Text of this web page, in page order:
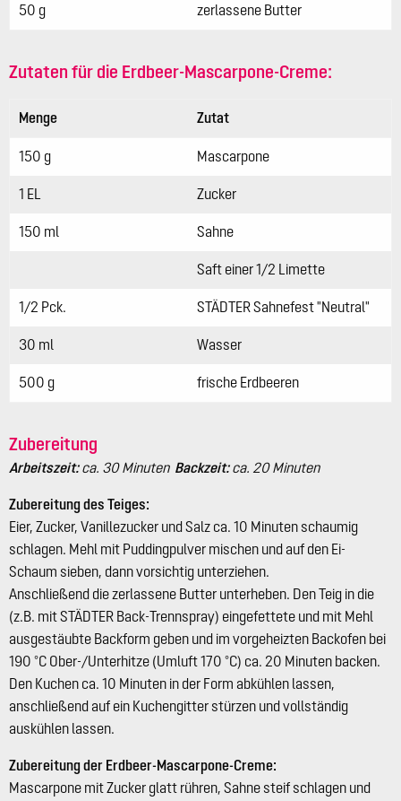
50 g zerlassene Butter
Zutaten für die Erdbeer-Mascarpone-Creme:
Menge Zutat
150 g Mascarpone
1 EL Zucker
150 ml Sahne
Saft einer 1/2 Limette
1/2 Pck. STÄDTER Sahnefest "Neutral"
30 ml Wasser
500 g frische Erdbeeren
Zubereitung
Arbeitszeit:ca. 30 Minuten Backzeit:ca. 20 Minuten
Zubereitung des Teiges:
Eier, Zucker, Vanillezucker und Salz ca. 10 Minuten schaumig
schlagen. Mehl mit Puddingpulver mischen und auf den Ei-
Schaum sieben, dann vorsichtig unterziehen.
Anschließend die zerlassene Butter unterheben. Den Teig in die
(z.B. mit STÄDTER Back-Trennspray) eingefettete und mit Mehl
ausgestäubte Backform geben und im vorgeheizten Backofen bei
190 °C Ober-/Unterhitze (Umluft 170 °C) ca. 20 Minuten backen.
Den Kuchen ca. 10 Minuten in der Form abkühlen lassen,
anschließend auf ein Kuchengitter stürzen und vollständig
auskühlen lassen.
Zubereitung der Erdbeer-Mascarpone-Creme:
Mascarpone mit Zucker glatt rühren, Sahne steif schlagen und